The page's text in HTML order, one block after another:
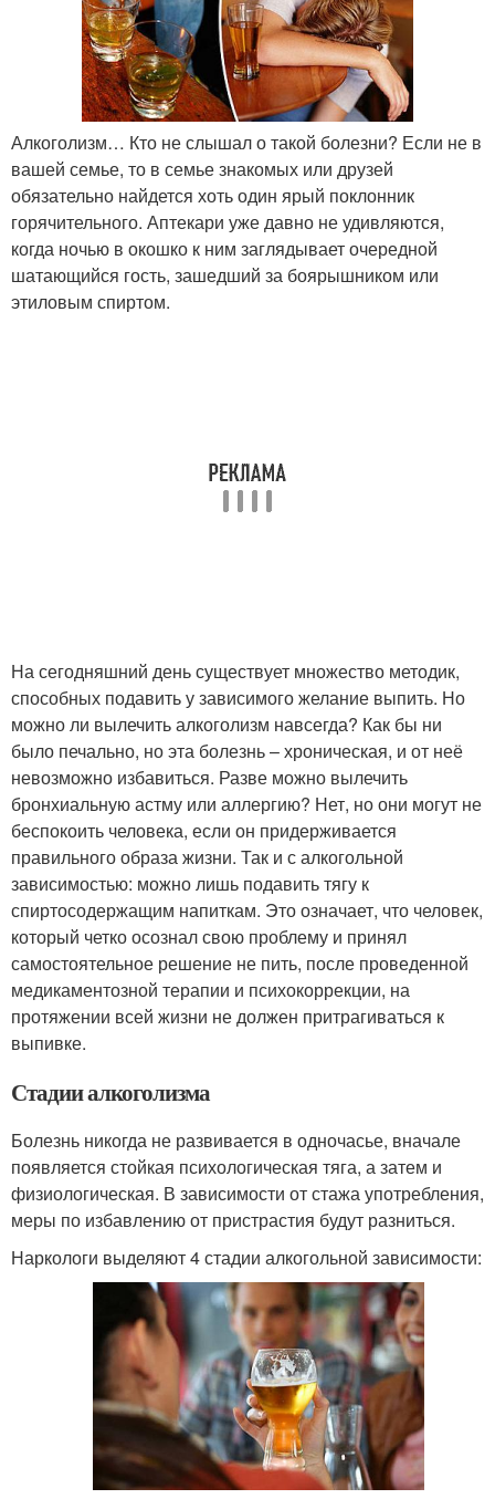
Алкоголизм… Кто не слышал о такой болезни? Если не в
вашей семье, то в семье знакомых или друзей
обязательно найдется хоть один ярый поклонник
горячительного. Аптекари уже давно не удивляются,
когда ночью в окошко к ним заглядывает очередной
шатающийся гость, зашедший за боярышником или
этиловым спиртом.
На сегодняшний день существует множество методик,
способных подавить у зависимого желание выпить. Но
можно ли вылечить алкоголизм навсегда? Как бы ни
было печально, но эта болезнь – хроническая, и от неё
невозможно избавиться. Разве можно вылечить
бронхиальную астму или аллергию? Нет, но они могут не
беспокоить человека, если он придерживается
правильного образа жизни. Так и с алкогольной
зависимостью: можно лишь подавить тягу к
спиртосодержащим напиткам. Это означает, что человек,
который четко осознал свою проблему и принял
самостоятельное решение не пить, после проведенной
медикаментозной терапии и психокоррекции, на
протяжении всей жизни не должен притрагиваться к
выпивке.
Стадии алкоголизма
Болезнь никогда не развивается в одночасье, вначале
появляется стойкая психологическая тяга, а затем и
физиологическая. В зависимости от стажа употребления,
меры по избавлению от пристрастия будут разниться.
Наркологи выделяют 4 стадии алкогольной зависимости: